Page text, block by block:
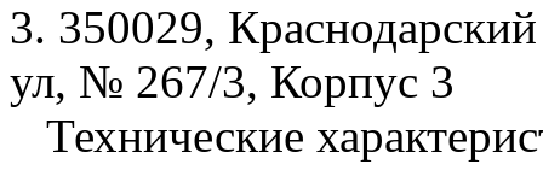
3. 350029,
ул, № 267/3, Корпус 3
Технические